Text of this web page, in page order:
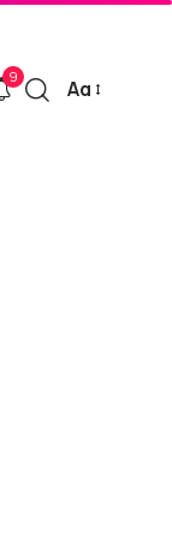
9
Font
Αα